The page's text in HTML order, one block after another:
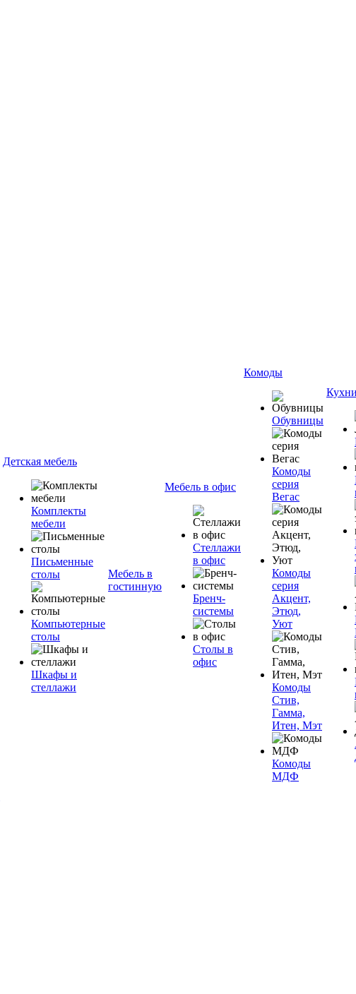
Детская мебель
Комплекты
мебели
Письменные
столы
Компьютерные
столы
Шкафы и
стеллажи
Мебель в
гостинную
Мебель в офис
Стеллажи
в офис
Бренч-
системы
Столы в
офис
Комоды
Обувницы
Комоды
серия
Вегас
Комоды
серия
Акцент,
Этюд,
Уют
Комоды
Стив,
Гамма,
Итен, Мэт
Комоды
МДФ